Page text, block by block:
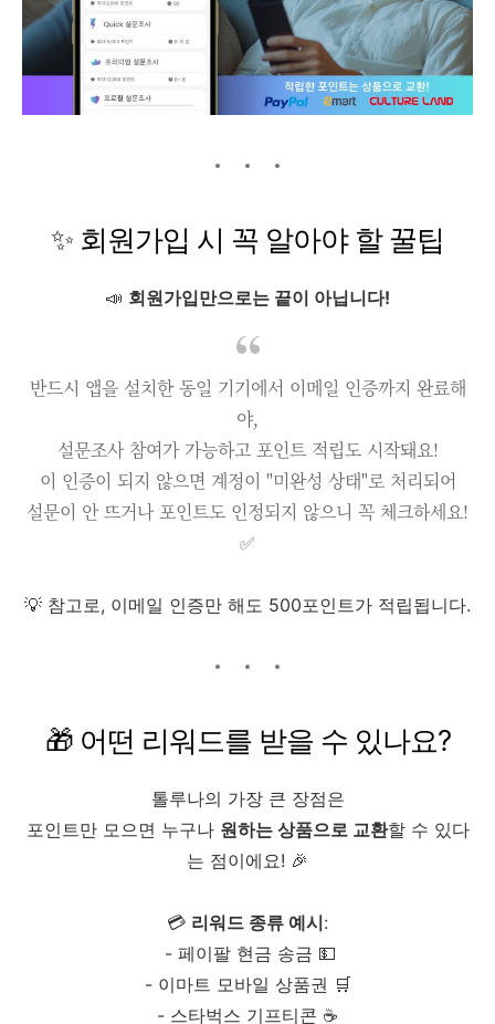
✨ 회원가입 시 꼭 알아야 할 꿀팁
📣 회원가입만으로는 끝이 아닙니다!
반드시 앱을 설치한 동일 기기에서 이메일 인증까지 완료해
야,
설문조사 참여가 가능하고 포인트 적립도 시작돼요!
이 인증이 되지 않으면 계정이 "미완성 상태"로 처리되어
설문이 안 뜨거나 포인트도 인정되지 않으니 꼭 체크하세요!
✅
💡 참고로, 이메일 인증만 해도 500포인트가 적립됩니다.
🎁 어떤 리워드를 받을 수 있나요?
톨루나의 가장 큰 장점은
포인트만 모으면 누구나 원하는 상품으로 교환할 수 있다
는 점이에요! 🎉
💳 리워드 종류 예시:
- 페이팔 현금 송금 💵
- 이마트 모바일 상품권 🛒
- 스타벅스 기프티콘 ☕